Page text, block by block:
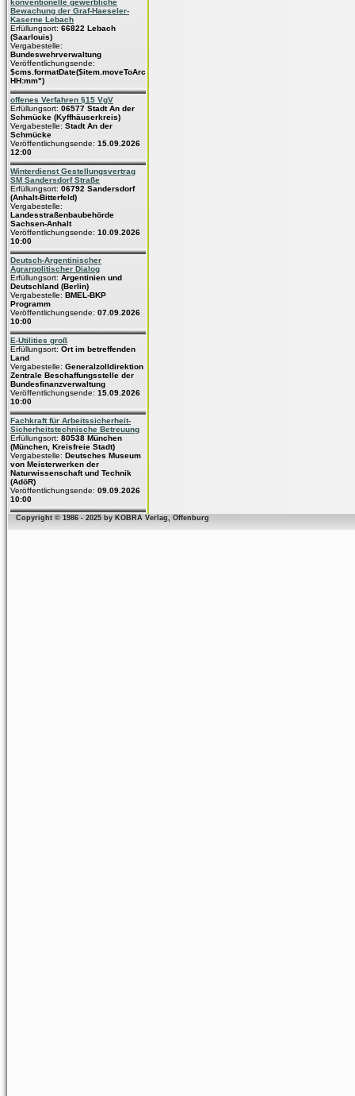
konventionelle gewerbliche
Bewachung der Graf-Haeseler-
Kaserne Lebach
Erfüllungsort: 66822 Lebach
(Saarlouis)
Vergabestelle:
Bundeswehrverwaltung
Veröffentlichungsende:
$cms.formatDate($item.moveToArchive,"dd.MM.yyyy
HH:mm")
offenes Verfahren §15 VgV
Erfüllungsort: 06577 Stadt An der
Schmücke (Kyffhäuserkreis)
Vergabestelle: Stadt An der
Schmücke
Veröffentlichungsende: 15.09.2026
12:00
Winterdienst Gestellungsvertrag
SM Sandersdorf Straße
Erfüllungsort: 06792 Sandersdorf
(Anhalt-Bitterfeld)
Vergabestelle:
Landesstraßenbaubehörde
Sachsen-Anhalt
Veröffentlichungsende: 10.09.2026
10:00
Deutsch-Argentinischer
Agrarpolitischer Dialog
Erfüllungsort: Argentinien und
Deutschland (Berlin)
Vergabestelle: BMEL-BKP
Programm
Veröffentlichungsende: 07.09.2026
10:00
E-Utilities groß
Erfüllungsort: Ort im betreffenden
Land
Vergabestelle: Generalzolldirektion
Zentrale Beschaffungsstelle der
Bundesfinanzverwaltung
Veröffentlichungsende: 15.09.2026
10:00
Fachkraft für Arbeitssicherheit-
Sicherheitstechnische Betreuung
Erfüllungsort: 80538 München
(München, Kreisfreie Stadt)
Vergabestelle: Deutsches Museum
von Meisterwerken der
Naturwissenschaft und Technik
(AdöR)
Veröffentlichungsende: 09.09.2026
10:00
Copyright © 1986 - 2025 by KOBRA Verlag, Offenburg